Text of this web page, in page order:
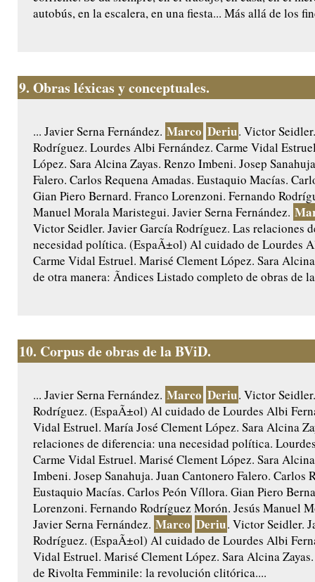
autobús, en la escalera, en una fiesta... Más allá de los
9. Obras léxicas y conceptuales.
... Javier Serna Fernández. Marco Deriu. Victor
Rodríguez. Lourdes Albi Fernández. Carme Vidal
López. Sara Alcina Zayas. Renzo Imbeni. Josep
Falero. Carlos Requena Amadas. Eustaquio Macías.
Gian Piero Bernard. Franco Lorenzoni. Fernando
Manuel Morala Maristegui. Javier Serna Fernández.
Victor Seidler. Javier García Rodríguez. Las relaciones
necesidad política. (EspaÃ±ol) Al cuidado de Lourdes
Carme Vidal Estruel. Marisé Clement López. Sara
de otra manera: Ãndices Listado completo de obras de
10. Corpus de obras de la BViD.
... Javier Serna Fernández. Marco Deriu. Victor
Rodríguez. (EspaÃ±ol) Al cuidado de Lourdes Albi
Vidal Estruel. María José Clement López. Sara Alcina
relaciones de diferencia: una necesidad política.
Carme Vidal Estruel. Marisé Clement López. Sara
Imbeni. Josep Sanahuja. Juan Cantonero Falero. Carlos
Eustaquio Macías. Carlos Peón Víllora. Gian Piero
Lorenzoni. Fernando Rodríguez Morón. Jesús Manuel
Javier Serna Fernández. Marco Deriu. Victor Seidler.
Rodríguez. (EspaÃ±ol) Al cuidado de Lourdes Albi
Vidal Estruel. Marisé Clement López. Sara Alcina
de Rivolta Femminile: la revolución clitórica....